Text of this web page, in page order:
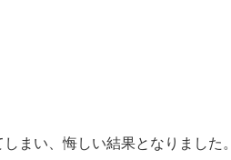
まい、悔しい結果となりました。